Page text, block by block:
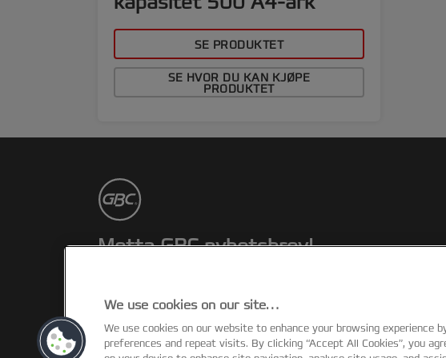
SE PRODUKTET
SE HVOR DU KAN KJØPE
PRODUKTET
Motta GBC nyhetsbrev!
kampanjer og tilbud.
REGISTRER
We use cookies on our site…
We use cookies on our website to enhance your browsing experience
preferences and repeat visits. By clicking “Accept All Cookies”, you